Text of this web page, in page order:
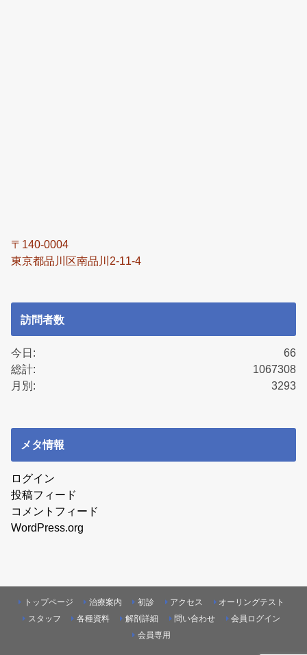
〒140-0004
東京都品川区南品川2-11-4
訪問者数
66
今日:
1067308
総計:
3293
月別:
メタ情報
ログイン
投稿フィード
コメントフィード
WordPress.org
トップページ 治療案内 初診 アクセス
オーリングテスト
スタッフ
各種資料 解剖詳細 問い合わせ
会員ログイン
会員専用